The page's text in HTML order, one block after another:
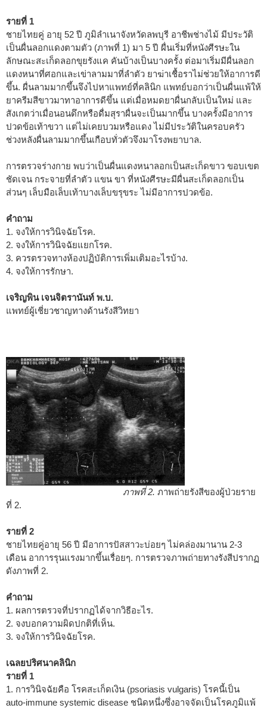
รายที่ 1
ชายไทยคู่ อายุ 52 ปี ภูมิลำเนาจังหวัดลพบุรี อาชีพช่างไม้ มีประวัติ
เป็นผื่นลอกแดงตามตัว (ภาพที่ 1) มา 5 ปี ผื่นเริ่มที่หนังศีรษะใน
ลักษณะสะเก็ดลอกขุยรังแค คันบ้างเป็นบางครั้ง ต่อมาเริ่มมีผื่นลอก
แดงหนาที่ศอกและเข่าลามมาที่ลำตัว ยาฆ่าเชื้อราไม่ช่วยให้อาการดี
ขึ้น. ผื่นลามมากขึ้นจึงไปหาแพทย์ที่คลินิก แพทย์บอกว่าเป็นผื่นแพ้ให้
ยาครีมสีขาวมาทาอาการดีขึ้น แต่เมื่อหมดยาผื่นกลับเป็นใหม่ และ
สังเกตว่าเมื่อนอนดึกหรือดื่มสุราผื่นจะเป็นมากขึ้น บางครั้งมีอาการ
ปวดข้อเท้าขวา แต่ไม่เคยบวมหรือแดง ไม่มีประวัติในครอบครัว
ช่วงหลังผื่นลามมากขึ้นเกือบทั่วตัวจึงมาโรงพยาบาล.
การตรวจร่างกาย พบว่าเป็นผื่นแดงหนาลอกเป็นสะเก็ดขาว ขอบเขต
ชัดเจน กระจายที่ลำตัว แขน ขา ที่หนังศีรษะมีผื่นสะเก็ดลอกเป็น
ส่วนๆ เล็บมือเล็บเท้าบางเล็บขรุขระ ไม่มีอาการปวดข้อ.
คำถาม
1. จงให้การวินิจฉัยโรค.
2. จงให้การวินิจฉัยแยกโรค.
3. ควรตรวจทางห้องปฏิบัติการเพิ่มเติมอะไรบ้าง.
4. จงให้การรักษา.
เจริญพิน เจนจิตรานันท์ พ.บ.
แพทย์ผู้เชี่ยวชาญทางด้านรังสีวิทยา
ภาพที่ 2. ภาพถ่ายรังสีของผู้ป่วยราย
ที่ 2.
รายที่ 2
ชายไทยคู่อายุ 56 ปี มีอาการปัสสาวะบ่อยๆ ไม่คล่องมานาน 2-3
เดือน อาการรุนแรงมากขึ้นเรื่อยๆ. การตรวจภาพถ่ายทางรังสีปรากฏ
ดังภาพที่ 2.
คำถาม
1. ผลการตรวจที่ปรากฏได้จากวิธีอะไร.
2. จงบอกความผิดปกติที่เห็น.
3. จงให้การวินิจฉัยโรค.
เฉลยปริศนาคลินิก
รายที่ 1
1. การวินิจฉัยคือ โรคสะเก็ดเงิน (psoriasis vulgaris) โรคนี้เป็น
auto-immune systemic disease ชนิดหนึ่งซึ่งอาจจัดเป็นโรคภูมิแพ้